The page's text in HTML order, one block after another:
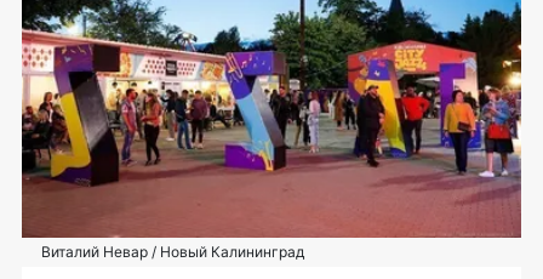
Виталий Невар / Новый Калининград